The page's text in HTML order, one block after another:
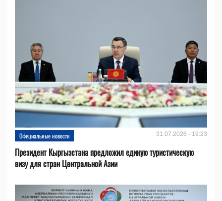
Официальные новости 31.07.2026 - 19:23
Президент Кыргызстана предложил единую туристическую
визу для стран Центральной Азии